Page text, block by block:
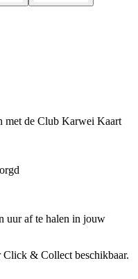
met de Club Karwei Kaart
uur af te halen in jouw
& Collect beschikbaar.